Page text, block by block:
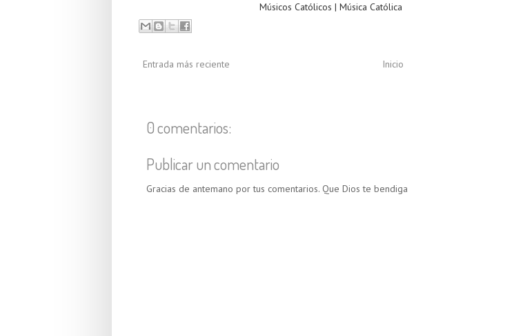
Músicos Católicos | Música Católica
Entrada más reciente Inicio
0 comentarios:
Publicar un comentario
Gracias de antemano por tus comentarios. Que Dios te bendiga